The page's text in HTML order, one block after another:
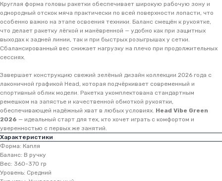
Круглая форма головы ракетки обеспечивает широкую рабочую зону и
однородный отскок мяча практически по всей поверхности лопасти, что
особенно важно на этапе освоения техники. Баланс смещён к рукоятке,
что делает ракетку лёгкой и манёвренной — удобно как при защитных
выходах к задней линии, так и при быстрых розыгрышах у сетки.
Сбалансированный вес снижает нагрузку на плечо при продолжительных
сессиях.
Завершает конструкцию свежий зелёный дизайн коллекции 2026 года с
лаконичной графикой Head, которая подчёркивает современный и
спортивный облик модели. Ракетка укомплектована стандартным
ремешком на запястье и качественной обмоткой рукоятки,
обеспечивающей надёжный хват в любых условиях. Head Vibe Green
2026 — идеальный старт для тех, кто хочет играть с комфортом и
уверенностью с первых же занятий.
Характеристики
Форма: Капля
Баланс: В ручку
Вес: 360-370 гр
Уровень: Средний